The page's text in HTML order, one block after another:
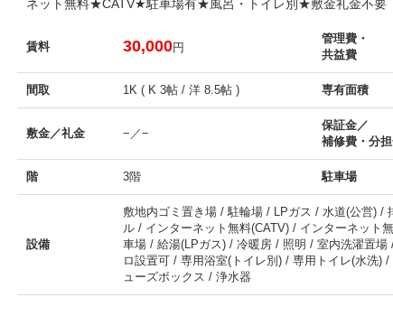
ネット無料★CATV★駐車場有★風呂・トイレ別★敷金礼金不要
賃料 30,000円
管理費・
共益費
間取 1K ( K 3帖 / 洋 8.5帖 ) 専有面積
敷金／礼金 −／−
保証金／
補修費・分
階 3階 駐車場
設備
敷地内ゴミ置き場 / 駐輪場 / LPガス / 水道(公営) /
ル / インターネット無料(CATV) / インターネット
車場 / 給湯(LPガス) / 冷暖房 / 照明 / 室内洗濯置
ロ設置可 / 専用浴室(トイレ別) / 専用トイレ(水洗)
ューズボックス / 浄水器